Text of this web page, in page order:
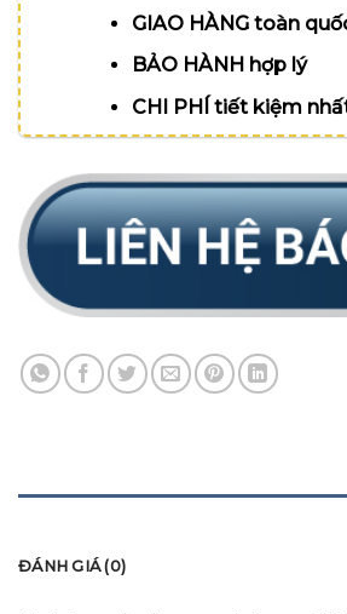
GIAO HÀNG toàn
BẢO HÀNH hợp lý
CHI PHÍ tiết kiệm
ĐÁNH GIÁ (0)